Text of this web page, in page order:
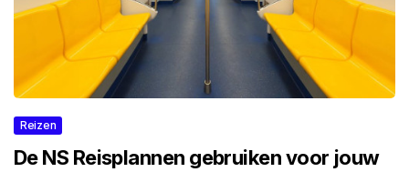
Reizen
De NS Reisplannen gebruiken voor jouw